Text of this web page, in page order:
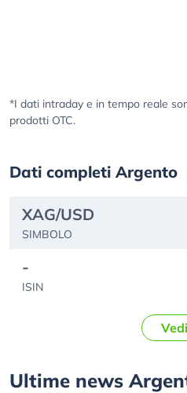
*I dati intraday e in tempo reale
prodotti OTC.
Dati completi Argento
XAG/USD
SIMBOLO
-
ISIN
Ultime news